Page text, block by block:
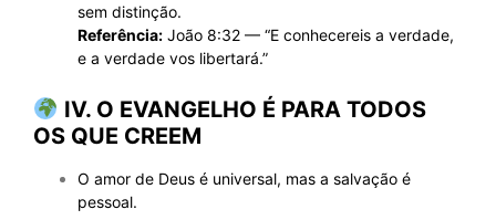
sem distinção.
Referência: João 8:32 — “E conhecereis a verdade,
e a verdade vos libertará.”
IV. O EVANGELHO É PARA TODOS
OS QUE CREEM
O amor de Deus é universal, mas a salvação é
pessoal.